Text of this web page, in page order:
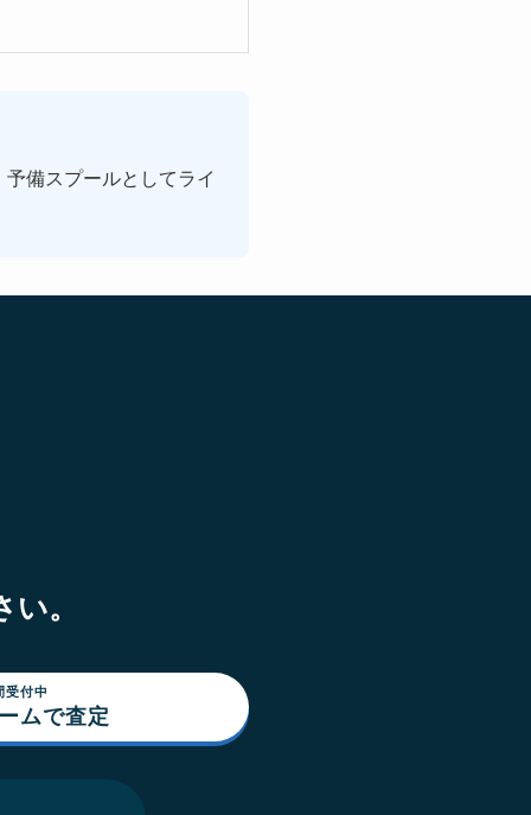
備スプールとしてライ
。
受付中
ムで査定